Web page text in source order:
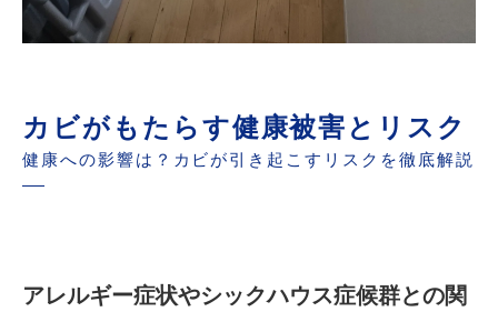
カビがもたらす健康被害とリスク
健康への影響は？カビが引き起こすリスクを徹底解説
アレルギー症状やシックハウス症候群との関